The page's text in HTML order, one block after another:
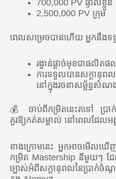
អូសេអានី
700,000 PV ផ្ទាល់ខ្លួន
2,500,000 PV ក្រុម
ពេលសម្រេចបានហើយ អ្នកនឹងទ
រង្វាន់ផ្តាច់មុខជាផលិតផ
ការទទួលបានសក្តានុព
នៅក្នុងរចនាសម្ព័ន្ធសំណ
💰 ចាប់ពីកម្រិតនេះតទៅ ប្រ
គួរឱ្យកត់សម្គាល់ នៅពេលដែលអង្
ខាងក្រោមនេះ អ្នកអាចមើលឃ
កម្រិត Mastership នីមួយៗ ដែល
ច្បាស់អំពីសក្តានុពលនៃប្រាក់ចំ